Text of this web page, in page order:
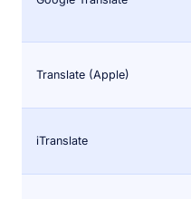
Translate (Apple)
iTranslate